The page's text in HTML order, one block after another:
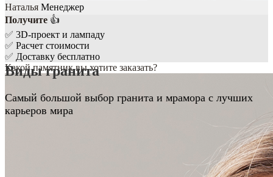
Наталья Менеджер
Получите 👍
✅ 3D-проект и лампаду
✅ Расчет стоимости
✅ Доставку бесплатно
Какой памятник вы хотите заказать?
Виды гранита
Самый большой выбор гранита и мрамора с лучших
карьеров мира